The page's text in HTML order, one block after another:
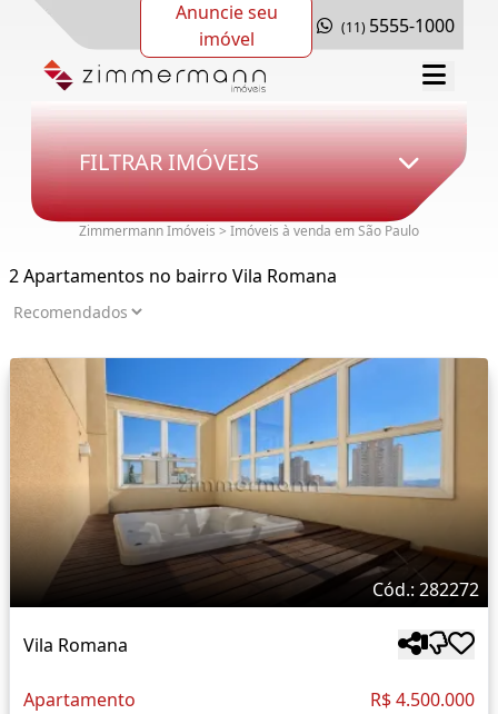
Anuncie seu
imóvel
(11) 5555-1000
FILTRAR IMÓVEIS
Zimmermann Imóveis > Imóveis à venda em São Paulo
2 Apartamentos no bairro Vila Romana
Cód.: 282272
Vila Romana
Apartamento R$ 4.500.000